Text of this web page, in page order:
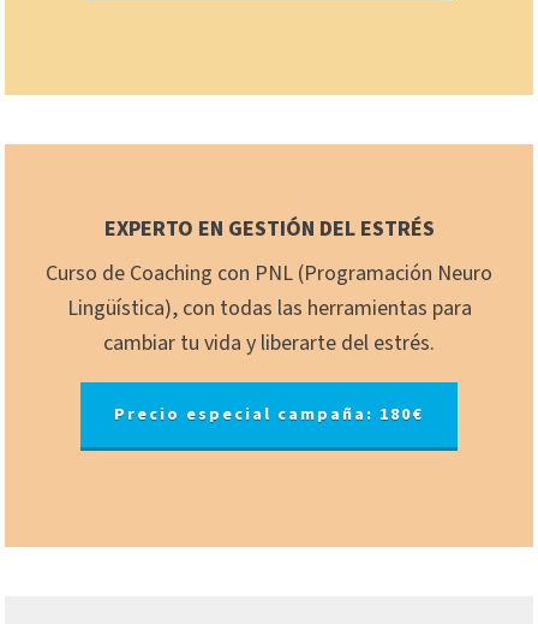
EXPERTO EN GESTIÓN DEL ESTRÉS
Curso de Coaching con PNL (Programación Neuro
Lingüística), con todas las herramientas para
cambiar tu vida y liberarte del estrés.
Precio especial campaña: 180€